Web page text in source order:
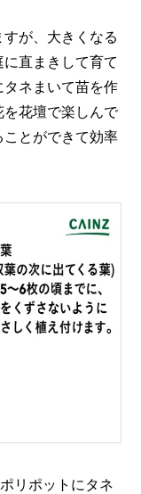
が、大きくなる
直まきして育て
ネまいて苗を作
を花壇で楽しんで
とができて効率
リポットにタネ